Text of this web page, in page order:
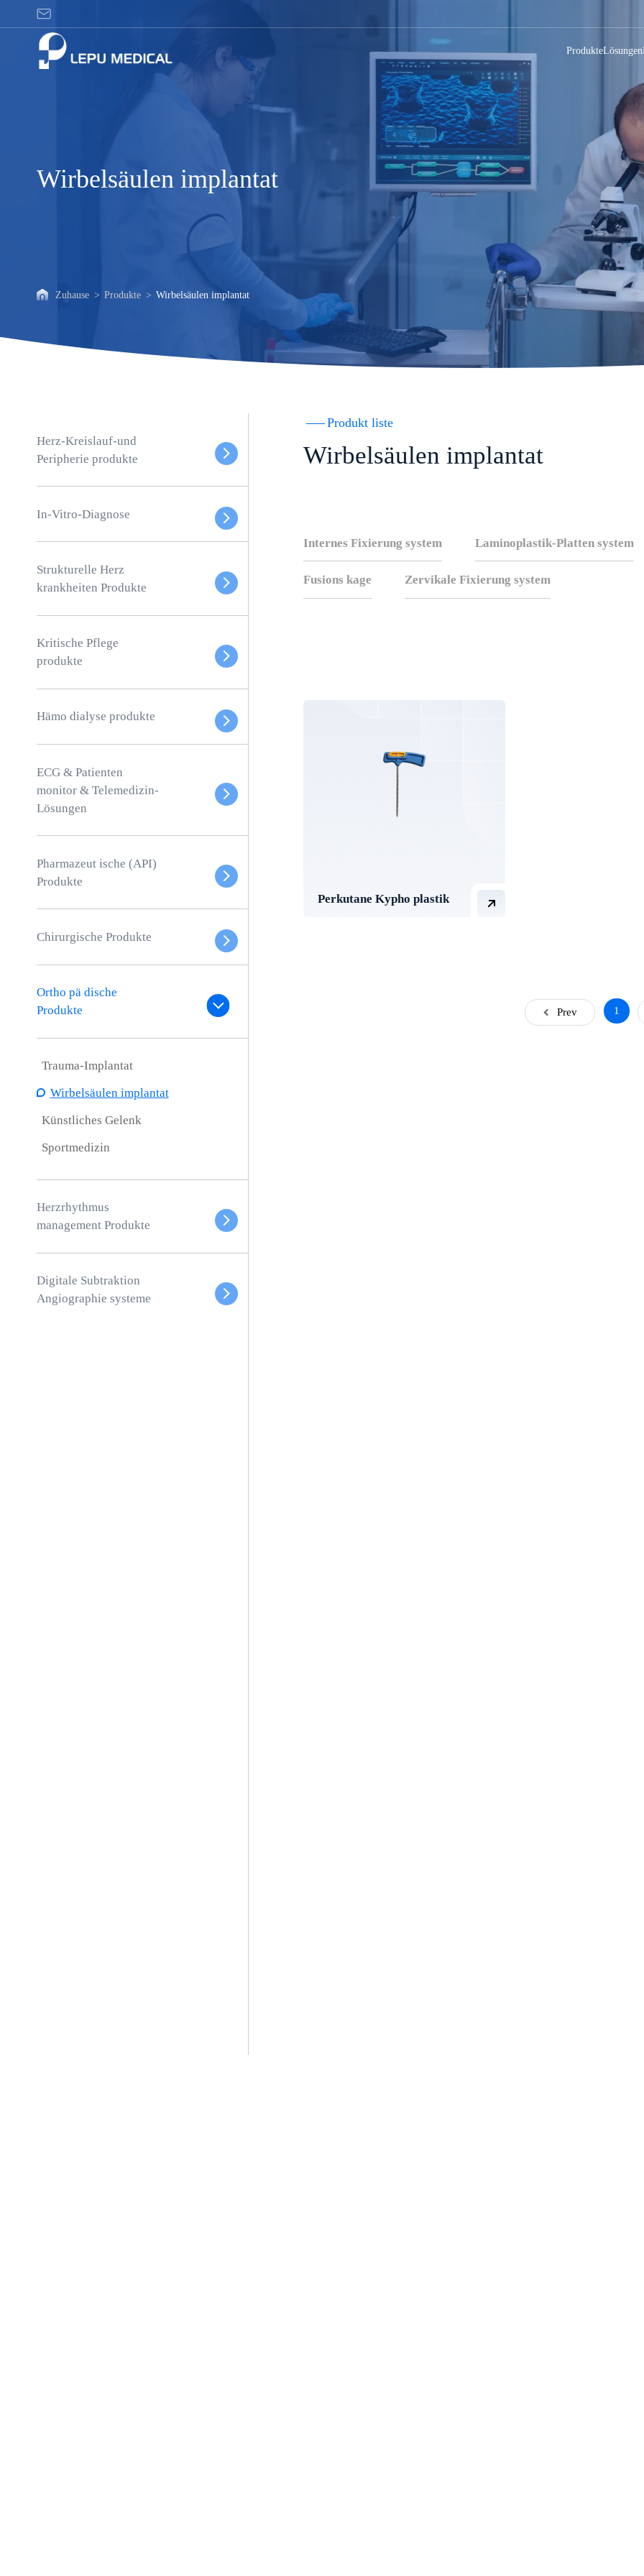
Wirbelsäulen
implantat
ProdukteLösungen
Wirbelsäulen implantat
Zuhause > Produkte > Wirbelsäulen implantat
Herz-Kreislauf-und
Peripherie produkte
In-Vitro-Diagnose
Strukturelle Herz
krankheiten Produkte
Kritische Pflege
produkte
Hämo dialyse produkte
ECG & Patienten
monitor & Telemedizin-
Lösungen
Pharmazeut ische (API)
Produkte
Chirurgische Produkte
Ortho pä dische
Produkte
Trauma-Implantat
Wirbelsäulen implantat
Künstliches Gelenk
Sportmedizin
Herzrhythmus
management Produkte
Digitale Subtraktion
Angiographie systeme
Produkt liste
Wirbelsäulen implantat
Internes Fixierung system Laminoplastik-Platten system
Fusions kage Zervikale Fixierung system
Perkutane Kypho plastik
Prev 1